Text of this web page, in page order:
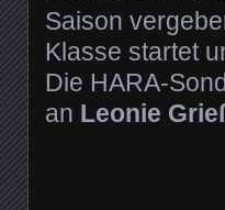
Saison
Klasse startet
Die HARA-
an Leonie